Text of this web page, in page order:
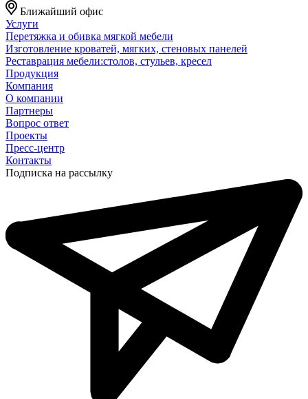
Ближайший офис
Услуги
Перетяжка и обивка мягкой мебели
Изготовление кроватей, мягких, стеновых панелей
Реставрация мебели:столов, стульев, кресел
Продукция
Компания
О компании
Партнеры
Вопрос ответ
Проекты
Пресс-центр
Контакты
Подписка на рассылку